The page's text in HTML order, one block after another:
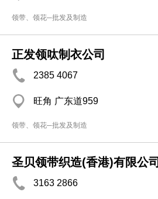
领带、领花─批发及制造
正发领呔制衣公司
2385 4067
旺角 广东道959
领带、领花─批发及制造
圣贝领带织造(香港)有限公司
3163 2866